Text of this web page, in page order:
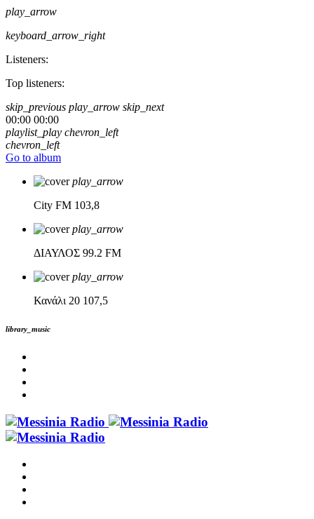
play_arrow
keyboard_arrow_right
Listeners:
Top listeners:
skip_previous play_arrow skip_next
00:00 00:00
playlist_play chevron_left
chevron_left
Go to album
play_arrow
City FM 103,8
play_arrow
ΔΙΑΥΛΟΣ 99.2 FM
play_arrow
Κανάλι 20 107,5
library_music